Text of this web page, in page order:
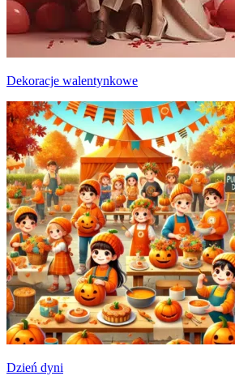
Dekoracje walentynkowe
Dzień dyni